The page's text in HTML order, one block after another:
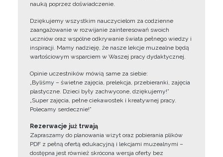
nauką poprzez doświadczenie.
Dziękujemy wszystkim nauczycielom za codzienne
zaangażowanie w rozwijanie zainteresowań swoich
uczniów oraz wspólne odkrywanie świata pełnego wiedzy i
inspiracji. Mamy nadzieję, że nasze lekcje muzealne będą
wartościowym wsparciem w Waszej pracy dydaktycznej.
Opinie uczestników mówią same za siebie:
„Byliśmy – świetne zajęcia, prelekcja, przebieranki, zajęcia
plastyczne. Dzieci były zachwycone, dziękujemy!”
„Super zajęcia, pełne ciekawostek i kreatywnej pracy.
Polecamy serdecznie!”
Rezerwacje już trwają
Zapraszamy do planowania wizyt oraz pobierania plików
PDF z pełną ofertą edukacyjną i lekcjami muzealnymi –
dostępna jest również skrócona wersja oferty bez